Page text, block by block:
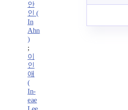
안
인 (
In
Ahn
)
;
이
인
애
(
In-
eae